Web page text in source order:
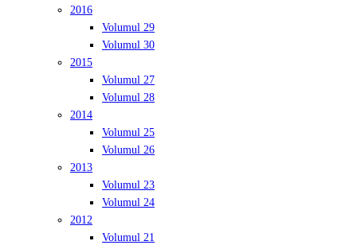
2016
Volumul 29
Volumul 30
2015
Volumul 27
Volumul 28
2014
Volumul 25
Volumul 26
2013
Volumul 23
Volumul 24
2012
Volumul 21